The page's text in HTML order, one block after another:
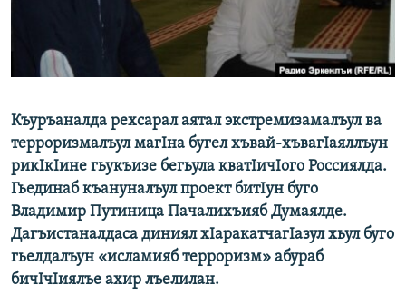
Къуръаналда рехсарал аятал экстремизамалъул ва
терроризмалъул магIна бугел хъвай-хъвагIаяллъун
рикIкIине гьукъизе бегьула кватIичIого Россиялда.
Гьединаб къануналъул проект битIун буго
Владимир Путиница Пачалихъияб Думаялде.
Дагъистаналдаса диниял хIаракатчагIазул хьул буго
гьелдалъун «исламияб терроризм» абураб
бичIчIиялъе ахир лъелилан.